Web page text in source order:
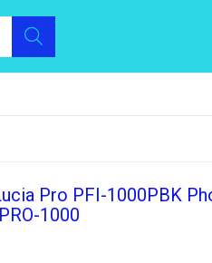
Pro PFI-1000PBK
1000